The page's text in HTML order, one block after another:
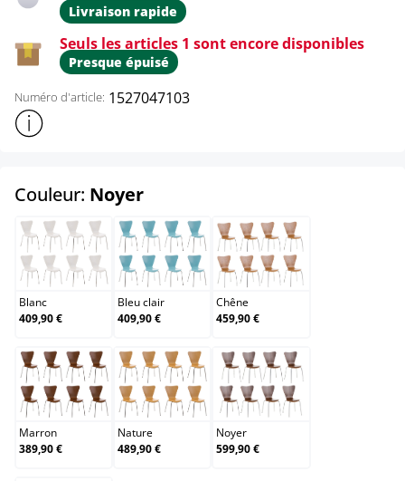
Livraison rapide
Seuls les articles 1 sont encore disponibles
Presque épuisé
Numéro d'article: 1527047103
Afficher plus d'informations sur le produit
Couleur: Noyerselect
Blanc
Blanc
409,90 €
Bleu clair
Bleu clair
409,90 €
Chêne
Chêne
459,90 €
Marron
Marron
389,90 €
Nature
Nature
489,90 €
Noyer
Noyer
599,90 €